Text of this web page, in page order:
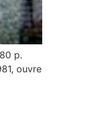
p.
ouvre